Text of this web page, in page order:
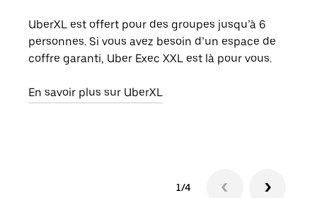
UberXL est offert pour des groupes jusqu’à 6
personnes. Si vous avez besoin d’un espace de
coffre garanti, Uber Exec XXL est là pour vous.
En savoir plus sur UberXL
1/4